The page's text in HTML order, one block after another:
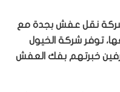
نقل عفش بجدة مع
توفر شركة الخيول
خبرتهم بفك العفش